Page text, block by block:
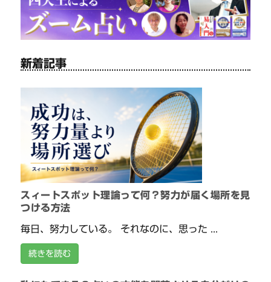
新着記事
スィートスポット理論って何？努力が届く場所を見
つける方法
毎日、努力している。 それなのに、思った ...
続きを読む